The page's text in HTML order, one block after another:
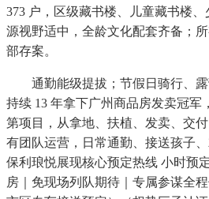
373 户，区级藏书楼、儿童藏书楼
源视野适中，全龄文化配套齐备；
部存案。
通勤能级提拔；节假日骑行、露
持续 13 年拿下广州商品房发卖冠军
第项目，从拿地、扶植、发卖、交
有团队运营，日常通勤、接送孩子
保利琅悦展现核心预定热线 小时预
房｜免现场列队期待｜专属参谋全